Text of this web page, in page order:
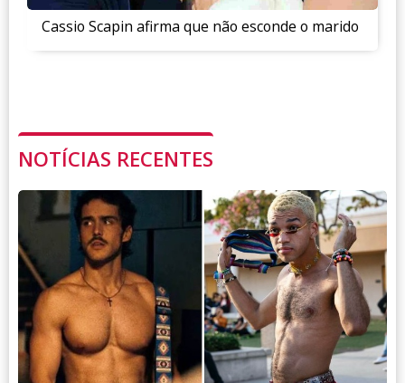
Cassio Scapin afirma que não esconde o marido
NOTÍCIAS RECENTES